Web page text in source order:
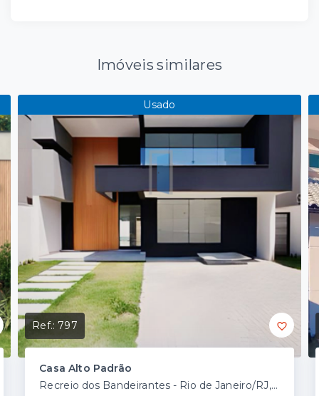
Imóveis similares
Usado
Ref.:797
Casa Alto Padrão
Recreio dos Bandeirantes - Rio de Janeiro/RJ, Zona Oeste